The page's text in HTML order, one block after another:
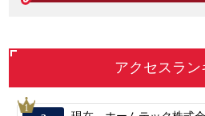
アクセスラン
1